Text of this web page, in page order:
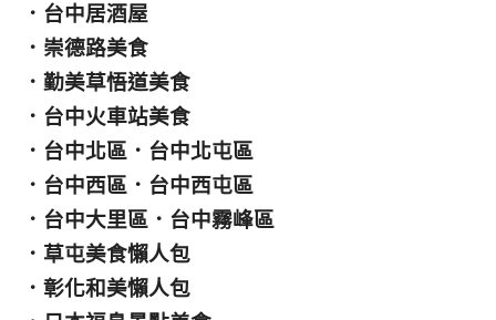
． 台中居酒屋
． 崇德路美食
． 勤美草悟道美食
． 台中火車站美食
． 台中北區 ． 台中北屯區
． 台中西區 ． 台中西屯區
． 台中大里區 ． 台中霧峰區
． 草屯美食懶人包
． 彰化和美懶人包